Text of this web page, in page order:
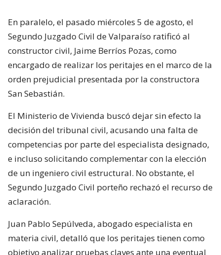
En paralelo, el pasado miércoles 5 de agosto, el
Segundo Juzgado Civil de Valparaíso ratificó al
constructor civil, Jaime Berríos Pozas, como
encargado de realizar los peritajes en el marco de la
orden prejudicial presentada por la constructora
San Sebastián.
El Ministerio de Vivienda buscó dejar sin efecto la
decisión del tribunal civil, acusando una falta de
competencias por parte del especialista designado,
e incluso solicitando complementar con la elección
de un ingeniero civil estructural. No obstante, el
Segundo Juzgado Civil porteño rechazó el recurso de
aclaración.
Juan Pablo Sepúlveda, abogado especialista en
materia civil, detalló que los peritajes tienen como
objetivo analizar pruebas claves ante una eventual